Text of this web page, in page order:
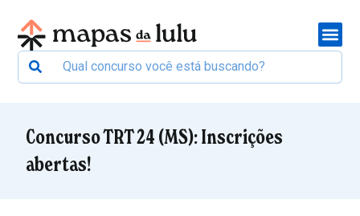
Concurso TRT 24 (MS): Inscrições
abertas!